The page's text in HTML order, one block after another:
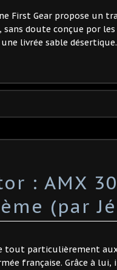
First Gear propose un
doute conçue por
livrée sable désertique.
: AMX
(par
tout particulièrement
française. Grâce à lui,